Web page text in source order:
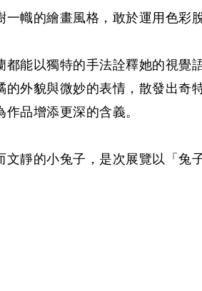
幟的繪畫風格，敢於運用色
能以獨特的手法詮釋她的視
外貌與微妙的表情，散發出
品增添更深的含義。
靜的小兔子，是次展覽以「